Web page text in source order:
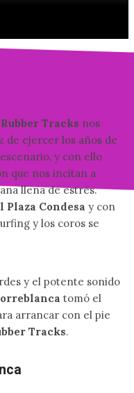
Tracks nos
de ejercer los años de
y con ello
que nos incitan a
llena de estrés.
Plaza Condesa y con
y los coros se
y el potente sonido
tomó el
arrancar con el pie
Tracks.